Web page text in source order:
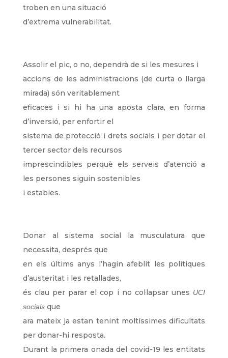
troben en una situació
d’extrema vulnerabilitat.
Assolir el pic, o no, dependrà de si les mesures i
accions de les administracions (de curta o llarga
mirada) són veritablement
eficaces i si hi ha una aposta clara, en forma
d’inversió, per enfortir el
sistema de protecció i drets socials i per dotar el
tercer sector dels recursos
imprescindibles perquè els serveis d’atenció a
les persones siguin sostenibles
i estables.
Donar al sistema social la musculatura que
necessita, després que
en els últims anys l’hagin afeblit les polítiques
d’austeritat i les retallades,
és clau per parar el cop i no col·lapsar unes UCI
socialsque
ara mateix ja estan tenint moltíssimes dificultats
per donar-hi resposta.
Durant la primera onada del covid-19 les entitats